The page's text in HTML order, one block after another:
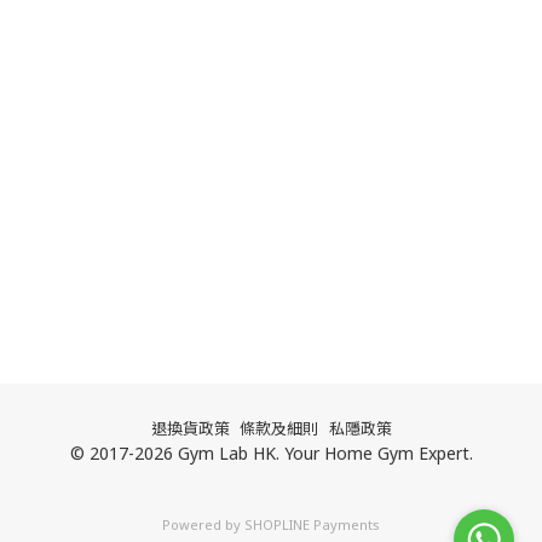
退換貨政策 條款及細則 私隱政策
© 2017-2026 Gym Lab HK. Your Home Gym Expert.
Powered by SHOPLINE Payments